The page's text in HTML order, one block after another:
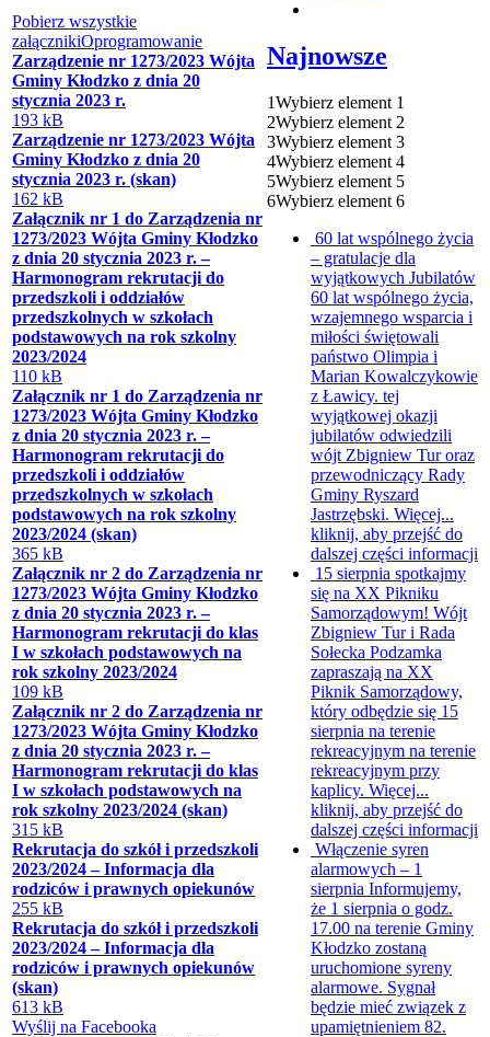
Pobierz wszystkie
załącznikiOprogramowanie
Zarządzenie nr 1273/2023 Wójta
Gminy Kłodzko z dnia 20
stycznia 2023 r.
193 kB
Zarządzenie nr 1273/2023 Wójta
Gminy Kłodzko z dnia 20
stycznia 2023 r. (skan)
162 kB
Załącznik nr 1 do Zarządzenia nr
1273/2023 Wójta Gminy Kłodzko
z dnia 20 stycznia 2023 r. –
Harmonogram rekrutacji do
przedszkoli i oddziałów
przedszkolnych w szkołach
podstawowych na rok szkolny
2023/2024
110 kB
Załącznik nr 1 do Zarządzenia nr
1273/2023 Wójta Gminy Kłodzko
z dnia 20 stycznia 2023 r. –
Harmonogram rekrutacji do
przedszkoli i oddziałów
przedszkolnych w szkołach
podstawowych na rok szkolny
2023/2024 (skan)
365 kB
Załącznik nr 2 do Zarządzenia nr
1273/2023 Wójta Gminy Kłodzko
z dnia 20 stycznia 2023 r. –
Harmonogram rekrutacji do klas
I w szkołach podstawowych na
rok szkolny 2023/2024
109 kB
Załącznik nr 2 do Zarządzenia nr
1273/2023 Wójta Gminy Kłodzko
z dnia 20 stycznia 2023 r. –
Harmonogram rekrutacji do klas
I w szkołach podstawowych na
rok szkolny 2023/2024 (skan)
315 kB
Rekrutacja do szkół i przedszkoli
2023/2024 – Informacja dla
rodziców i prawnych opiekunów
255 kB
Rekrutacja do szkół i przedszkoli
2023/2024 – Informacja dla
rodziców i prawnych opiekunów
(skan)
613 kB
Wyślij na Facebooka
Najnowsze
1Wybierz element 1
2Wybierz element 2
3Wybierz element 3
4Wybierz element 4
5Wybierz element 5
6Wybierz element 6
60 lat wspólnego życia
– gratulacje dla
wyjątkowych Jubilatów
60 lat wspólnego życia,
wzajemnego wsparcia i
miłości świętowali
państwo Olimpia i
Marian Kowalczykowie
z Ławicy. tej
wyjątkowej okazji
jubilatów odwiedzili
wójt Zbigniew Tur oraz
przewodniczący Rady
Gminy Ryszard
Jastrzębski. Więcej...
kliknij, aby przejść do
dalszej części informacji
15 sierpnia spotkajmy
się na XX Pikniku
Samorządowym! Wójt
Zbigniew Tur i Rada
Sołecka Podzamka
zapraszają na XX
Piknik Samorządowy,
który odbędzie się 15
sierpnia na terenie
rekreacyjnym na terenie
rekreacyjnym przy
kaplicy. Więcej...
kliknij, aby przejść do
dalszej części informacji
Włączenie syren
alarmowych – 1
sierpnia Informujemy,
że 1 sierpnia o godz.
17.00 na terenie Gminy
Kłodzko zostaną
uruchomione syreny
alarmowe. Sygnał
będzie mieć związek z
upamiętnieniem 82.